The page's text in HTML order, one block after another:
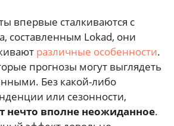
впервые сталкиваются с
составленным Lokad, они
различные особенности.
прогнозы могут выглядеть
Без какой-либо
или сезонности,
нечто вполне неожиданное.